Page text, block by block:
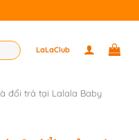
LaLaClub
đổi trả tại Lalala Baby